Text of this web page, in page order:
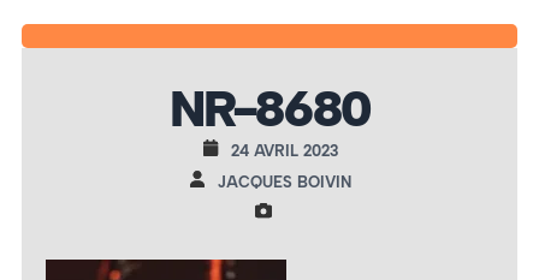
NR-8680
24 AVRIL 2023
JACQUES BOIVIN